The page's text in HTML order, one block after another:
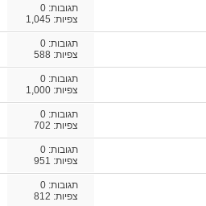
תגובות: 0
צפיות: 1,045
תגובות: 0
צפיות: 588
תגובות: 0
צפיות: 1,000
תגובות: 0
צפיות: 702
תגובות: 0
צפיות: 951
תגובות: 0
צפיות: 812